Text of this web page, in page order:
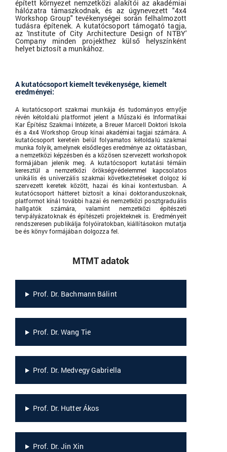
épített környezet nemzetközi alakítói az akadémiai
hálózatra támaszkodnak, és az úgynevezett "4x4
Workshop Group" tevékenységei során felhalmozott
tudásra építenek. A kutatócsoport támogató tagja,
az 'Institute of City Architecture Design of NTBY'
Company minden projekthez külső helyszínként
helyet biztosít a munkához.
A kutatócsoport kiemelt tevékenysége, kiemelt
eredményei:
A kutatócsoport szakmai munkája és tudományos ernyője
révén kétoldalú platformot jelent a Műszaki és Informatikai
Kar Építész Szakmai Intézete, a Breuer Marcell Doktori Iskola
és a 4x4 Workshop Group kínai akadémiai tagjai számára. A
kutatócsoport keretein belül folyamatos kétoldalú szakmai
munka folyik, amelynek elsődleges eredménye az oktatásban,
a nemzetközi képzésben és a közösen szervezett workshopok
formájában jelenik meg. A kutatócsoport kutatási témáin
keresztül a nemzetközi örökségvédelemmel kapcsolatos
unikális és univerzális szakmai következtetéseket dolgoz ki
szervezett keretek között, hazai és kínai kontextusban. A
kutatócsoport hátteret biztosít a kínai doktoranduszoknak,
platformot kínál további hazai és nemzetközi posztgraduális
hallgatók számára, valamint nemzetközi építészeti
tervpályázatoknak és építészeti projekteknek is. Eredményeit
rendszeresen publikálja folyóiratokban, kiállításokon mutatja
be és könyv formájában dolgozza fel.
MTMT adatok
Prof. Dr. Bachmann Bálint
Prof. Dr. Wang Tie
Prof. Dr. Medvegy Gabriella
Prof. Dr. Hutter Ákos
Prof. Dr. Jin Xin